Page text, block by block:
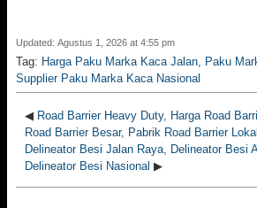
Updated: Agustus 1, 2026 at 4:55 pm
Tag: Harga Paku Marka Kaca Jalan, Paku
Supplier Paku Marka Kaca Nasional
◀ Road Barrier Heavy Duty, Harga Road
Road Barrier Besar, Pabrik Road Barrier Lokal
Delineator Besi Jalan Raya, Delineator Besi
Delineator Besi Nasional ▶